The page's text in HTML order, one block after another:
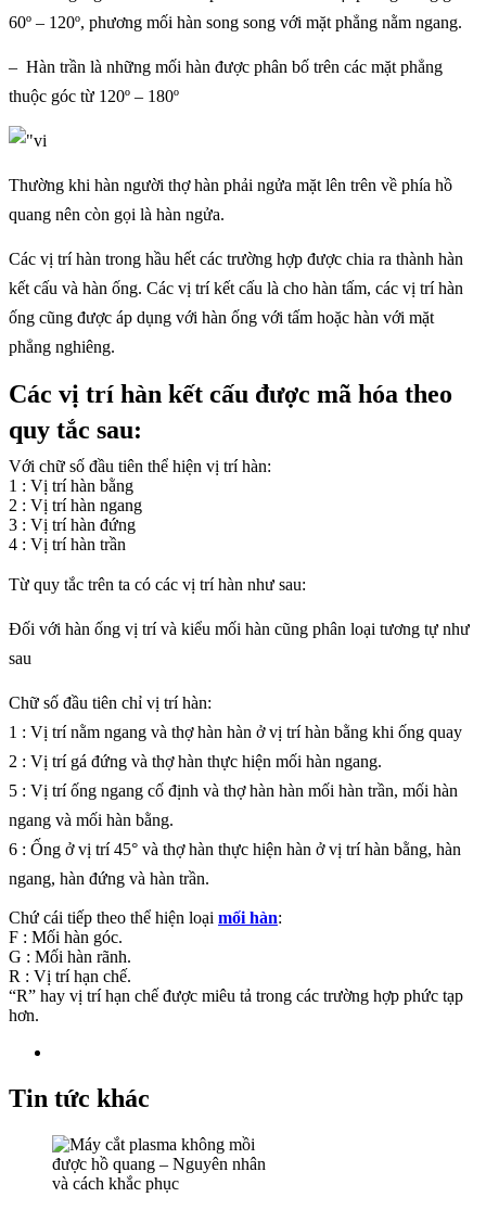
60º – 120º, phương mối hàn song song với mặt phẳng nằm ngang.
– Hàn trần là những mối hàn được phân bố trên các mặt phẳng
thuộc góc từ 120º – 180º
Thường khi hàn người thợ hàn phải ngửa mặt lên trên về phía hồ
quang nên còn gọi là hàn ngửa.
Các vị trí hàn trong hầu hết các trường hợp được chia ra thành hàn
kết cấu và hàn ống. Các vị trí kết cấu là cho hàn tấm, các vị trí hàn
ống cũng được áp dụng với hàn ống với tấm hoặc hàn với mặt
phẳng nghiêng.
Các vị trí hàn kết cấu được mã hóa theo
quy tắc sau:
Với chữ số đầu tiên thể hiện vị trí hàn:
1 : Vị trí hàn bằng
2 : Vị trí hàn ngang
3 : Vị trí hàn đứng
4 : Vị trí hàn trần
Từ quy tắc trên ta có các vị trí hàn như sau:
Đối với hàn ống vị trí và kiểu mối hàn cũng phân loại tương tự như
sau
Chữ số đầu tiên chỉ vị trí hàn:
1 : Vị trí nằm ngang và thợ hàn hàn ở vị trí hàn bằng khi ống quay
2 : Vị trí gá đứng và thợ hàn thực hiện mối hàn ngang.
5 : Vị trí ống ngang cố định và thợ hàn hàn mối hàn trần, mối hàn
ngang và mối hàn bằng.
6 : Ống ở vị trí 45° và thợ hàn thực hiện hàn ở vị trí hàn bằng, hàn
ngang, hàn đứng và hàn trần.
Chứ cái tiếp theo thể hiện loại mối hàn:
F : Mối hàn góc.
G : Mối hàn rãnh.
R : Vị trí hạn chế.
“R” hay vị trí hạn chế được miêu tả trong các trường hợp phức tạp
hơn.
Tin tức khác